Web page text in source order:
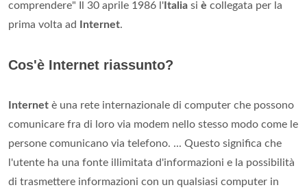
comprendere" Il 30 aprile 1986 l' Italia si è collegata per la
prima volta ad
Internet.
Cos'è Internet riassunto?
Internet è una rete internazionale di computer che possono
comunicare fra di loro via modem nello stesso modo come le
persone comunicano via telefono. ... Questo significa che
l'utente ha una fonte illimitata d'informazioni e la possibilità
di trasmettere informazioni con un qualsiasi computer in